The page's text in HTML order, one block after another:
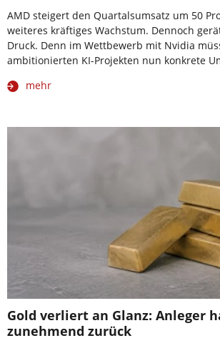
AMD steigert den Quartalsumsatz um 50
weiteres kräftiges Wachstum. Dennoch
Druck. Denn im Wettbewerb mit Nvidia
ambitionierten KI-Projekten nun konkrete
mehr
Gold verliert an Glanz: Anleger
zunehmend zurück